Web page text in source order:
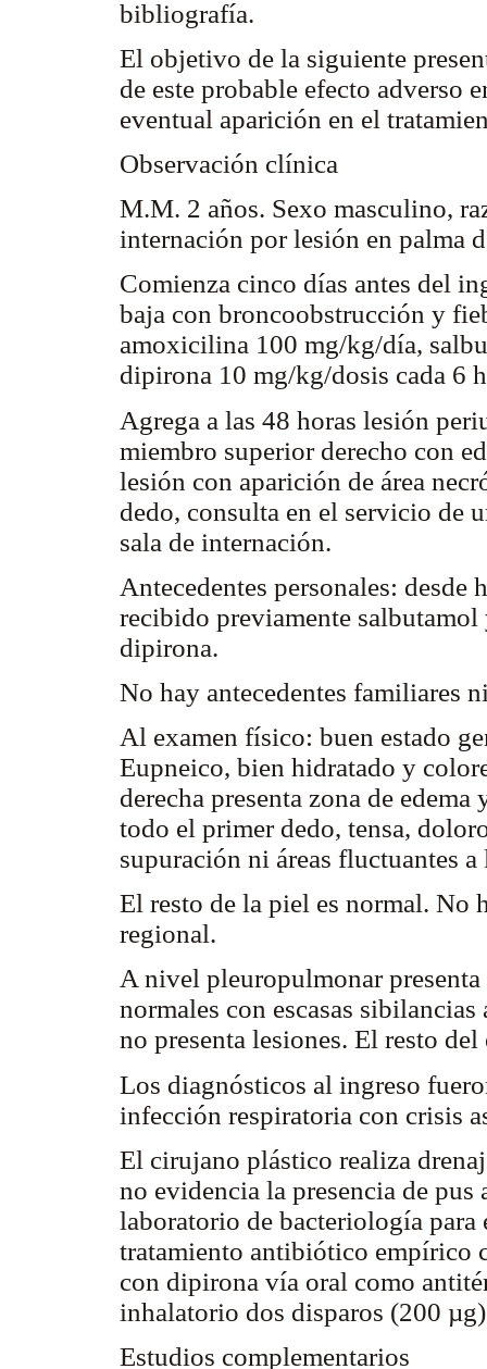
bibliografía.
El objetivo de la siguiente
de este probable efecto adverso
eventual aparición en el
Observación clínica
M.M. 2 años. Sexo masculino,
internación por lesión en palma
Comienza cinco días antes del
baja con broncoobstrucción y
amoxicilina 100 mg/kg/día,
dipirona 10 mg/kg/dosis cada 6
Agrega a las 48 horas lesión
miembro superior derecho con
lesión con aparición de área
dedo, consulta en el servicio de
sala de internación.
Antecedentes personales: desde
recibido previamente
dipirona.
No hay antecedentes familiares
Al examen físico: buen estado
Eupneico, bien hidratado y
derecha presenta zona de
todo el primer dedo, tensa,
supuración ni áreas fluctuantes
El resto de la piel es normal. No
regional.
A nivel pleuropulmonar
normales con escasas
no presenta lesiones. El resto
Los diagnósticos al ingreso
infección respiratoria con crisis
El cirujano plástico realiza
no evidencia la presencia de
laboratorio de bacteriología
tratamiento antibiótico empírico
con dipirona vía oral como
inhalatorio dos disparos (200
Estudios complementarios